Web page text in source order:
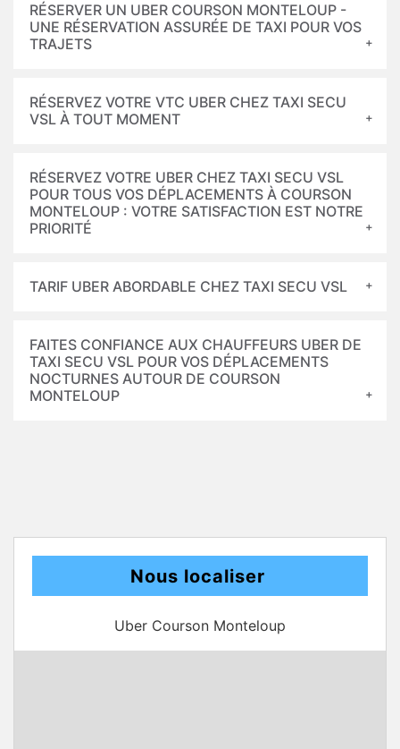
RÉSERVER UN UBER COURSON MONTELOUP -
UNE RÉSERVATION ASSURÉE DE TAXI POUR VOS
TRAJETS
RÉSERVEZ VOTRE VTC UBER CHEZ TAXI SECU
VSL À TOUT MOMENT
RÉSERVEZ VOTRE UBER CHEZ TAXI SECU VSL
POUR TOUS VOS DÉPLACEMENTS À COURSON
MONTELOUP : VOTRE SATISFACTION EST NOTRE
PRIORITÉ
TARIF UBER ABORDABLE CHEZ TAXI SECU VSL
FAITES CONFIANCE AUX CHAUFFEURS UBER DE
TAXI SECU VSL POUR VOS DÉPLACEMENTS
NOCTURNES AUTOUR DE COURSON
MONTELOUP
Nous localiser
Uber Courson Monteloup